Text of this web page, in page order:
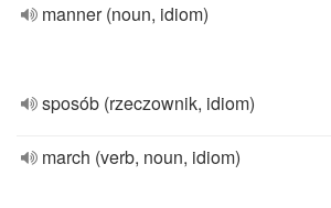
manner (noun, idiom)
sposób (rzeczownik, idiom)
march (verb, noun, idiom)